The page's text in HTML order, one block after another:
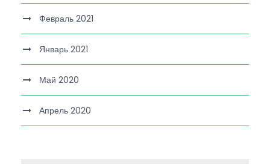
Февраль 2021
Январь 2021
Май 2020
Апрель 2020